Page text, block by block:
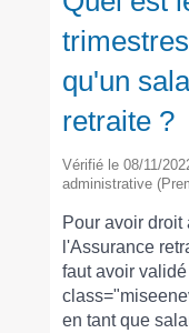
qu'un
retraite ?
Vérifié le 08/11/
administrative
Pour avoir droit
l'Assurance
faut avoir
en tant que